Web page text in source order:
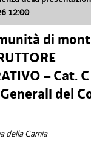
12:00
di
– Cat.
del
della Carnia